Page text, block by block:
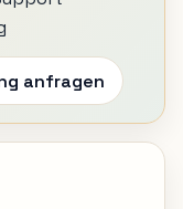
anfragen